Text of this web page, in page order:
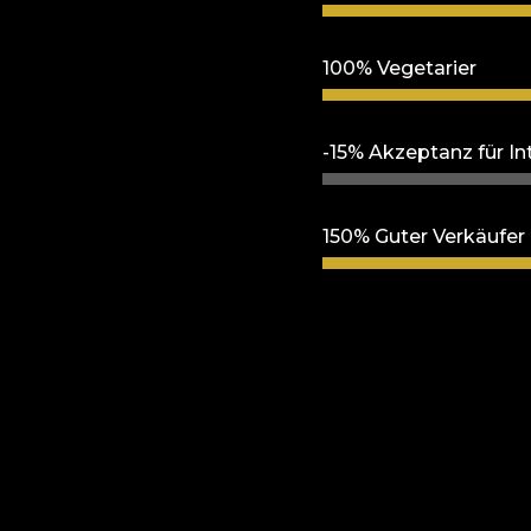
100% Vegetarier
-15% Akzeptanz für
150% Guter Verkäufer